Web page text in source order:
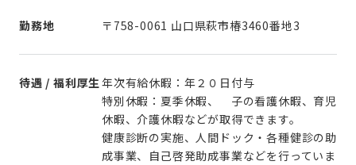
勤務地 〒758-0061 山口県萩市椿3460番地3
待遇 / 福利厚生年次有給休暇：年２０日付与
特別休暇：夏季休暇、 子の看護休暇、育児
休暇、介護休暇などが取得できます。
健康診断の実施、人間ドック・各種健診の助
成事業、自己啓発助成事業などを行っていま